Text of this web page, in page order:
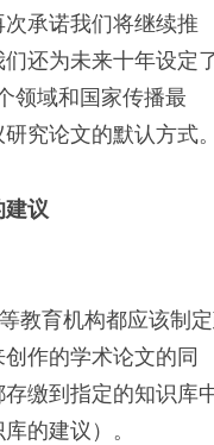
承诺我们将继续推
还为未来十年设定
领域和国家传播最
究论文的默认方式。
建议
教育机构都应该制
作的学术论文的同
缴到指定的知识库
的建议）。